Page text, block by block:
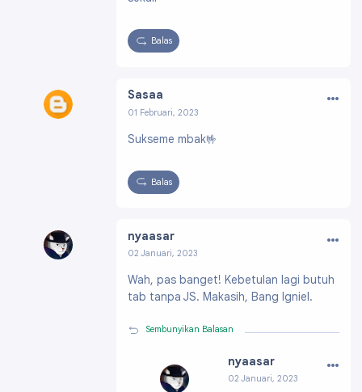
Balas
Sasaa
01 Februari, 2023
00489069685576367
…
Sukseme mbak🤟
Balas
nyaasar
02 Januari, 2023
7956570300447610
…
Wah, pas banget! Kebetulan lagi butuh
tab tanpa JS. Makasih, Bang Igniel.
Sembunyikan Balasan
nyaasar
02 Januari, 2023
…